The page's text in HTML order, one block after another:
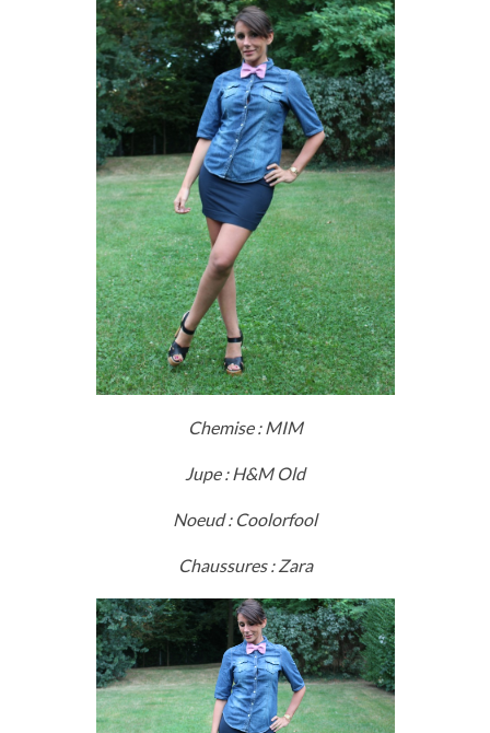
Chemise : MIM
Jupe : H&M Old
Noeud : Coolorfool
Chaussures : Zara